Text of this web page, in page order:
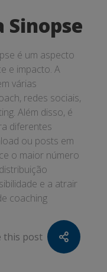
é um aspecto
e impacto. A
várias
redes sociais,
Além disso, é
diferentes
ou posts em
o maior número
e a atrair
coaching
this post